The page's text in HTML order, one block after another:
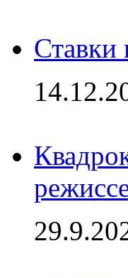
Ставки